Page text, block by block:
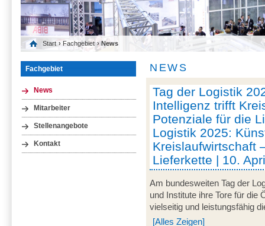
Start › Fachgebiet › News
Fachgebiet
News
Mitarbeiter
Stellenangebote
Kontakt
NEWS
Tag der Logistik
Intelligenz trifft
Potenziale für die
Logistik 2025:
Kreislaufwirtschaft
Lieferkette | 10.
Am bundesweiten Tag der
und Institute ihre Tore für die
vielseitig und leistungsfähig
[Alles Zeigen]